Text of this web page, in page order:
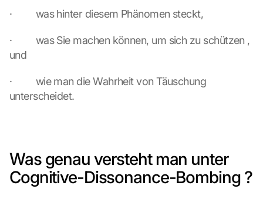
·         was hinter diesem Phänomen steckt,
·         was Sie machen können, um sich zu schützen ,
und
·         wie man die Wahrheit von Täuschung
unterscheidet.
Was genau versteht man unter
Cognitive-Dissonance-Bombing ?